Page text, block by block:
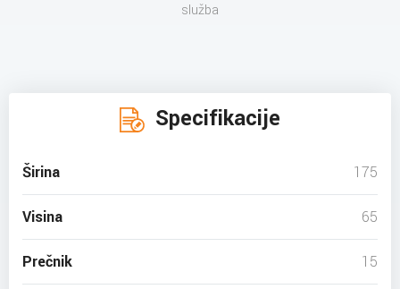
služba
Specifikacije
Širina 175
Visina 65
Prečnik 15